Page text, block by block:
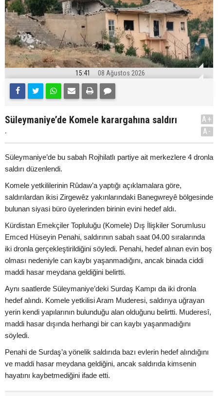
15:41 08 Ağustos 2026
Süleymaniye’de Komele karargahına saldırı
.
A+
A-
Süleymaniye’de bu sabah Rojhilatlı partiye ait merkezlere 4 dronla
saldırı düzenlendi.
Komele yetkililerinin Rûdaw’a yaptığı açıklamalara göre,
saldırılardan ikisi Zirgewêz yakınlarındaki Banegwreyê bölgesinde
bulunan siyasi büro üyelerinden birinin evini hedef aldı.
Kürdistan Emekçiler Topluluğu (Komele) Dış İlişkiler Sorumlusu
Emced Hüseyin Penahi, saldırının sabah saat 04.00 sıralarında
iki dronla gerçekleştirildiğini söyledi. Penahi, hedef alınan evin boş
olması nedeniyle can kaybı yaşanmadığını, ancak binada ciddi
maddi hasar meydana geldiğini belirtti.
Aynı saatlerde Süleymaniye’deki Surdaş Kampı da iki dronla
hedef alındı. Komele yetkilisi Aram Muderesi, saldırıya uğrayan
yerin kendi yapılarının bulunduğu alan olduğunu belirtti. Muderesî,
maddi hasar dışında herhangi bir can kaybı yaşanmadığını
söyledi.
Penahi de Surdaş’a yönelik saldırıda bazı evlerin hedef alındığını
ve maddi hasar meydana geldiğini, ancak saldırıda kimsenin
hayatını kaybetmediğini ifade etti.